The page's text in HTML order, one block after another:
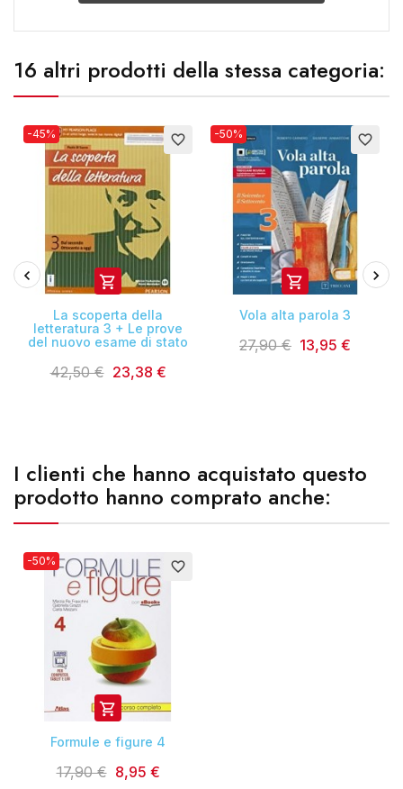
16 altri prodotti della stessa categoria:
favorite_border
-45%

La scoperta della
letteratura 3 + Le prove
del nuovo esame di stato
42,50 € 23,38 €
favorite_border
-50%

Vola alta parola 3
27,90 € 13,95 €
I clienti che hanno acquistato questo
prodotto hanno comprato anche:
favorite_border
-50%

Formule e figure 4
17,90 € 8,95 €